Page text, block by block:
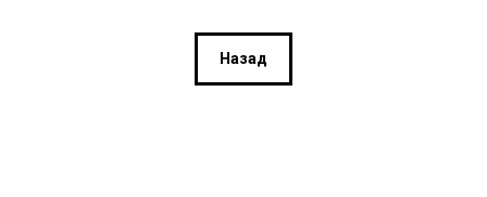
Назад